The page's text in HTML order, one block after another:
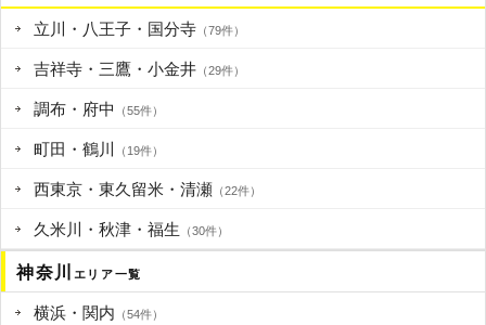
立川・八王子・国分寺 （79件）
吉祥寺・三鷹・小金井 （29件）
調布・府中 （55件）
町田・鶴川 （19件）
西東京・東久留米・清瀬 （22件）
久米川・秋津・福生 （30件）
神奈川 エリア一覧
横浜・関内 （54件）